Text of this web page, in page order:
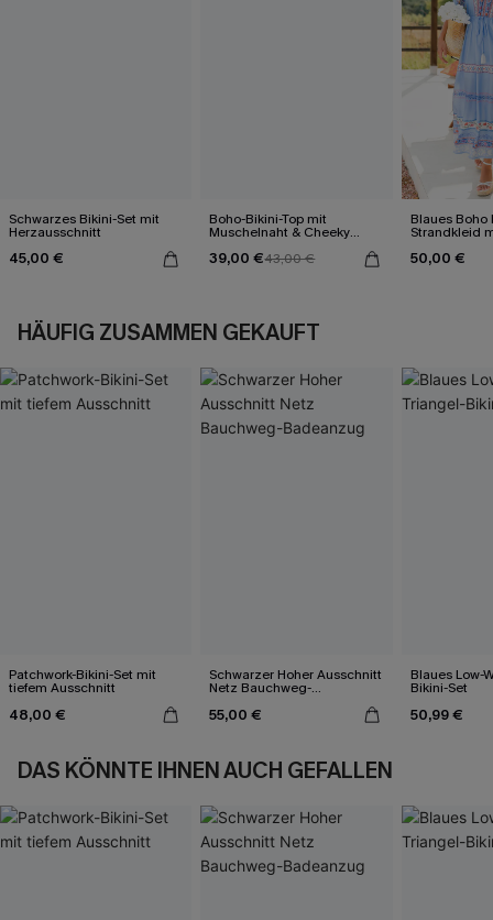
Schwarzes Bikini-Set mit
Herzausschnitt
45,00 €
Boho-Bikini-Top mit
Muschelnaht & Cheeky
39,00 €43,00 €
Blaues Boho
Strandkleid
50,00 €
HÄUFIG ZUSAMMEN GEKAUFT
Patchwork-Bikini-Set mit
tiefem Ausschnitt
48,00 €
Schwarzer Hoher Ausschnitt
Netz Bauchweg-
55,00 €
Blaues Low-
Bikini-Set
50,99 €
DAS KÖNNTE IHNEN AUCH GEFALLEN